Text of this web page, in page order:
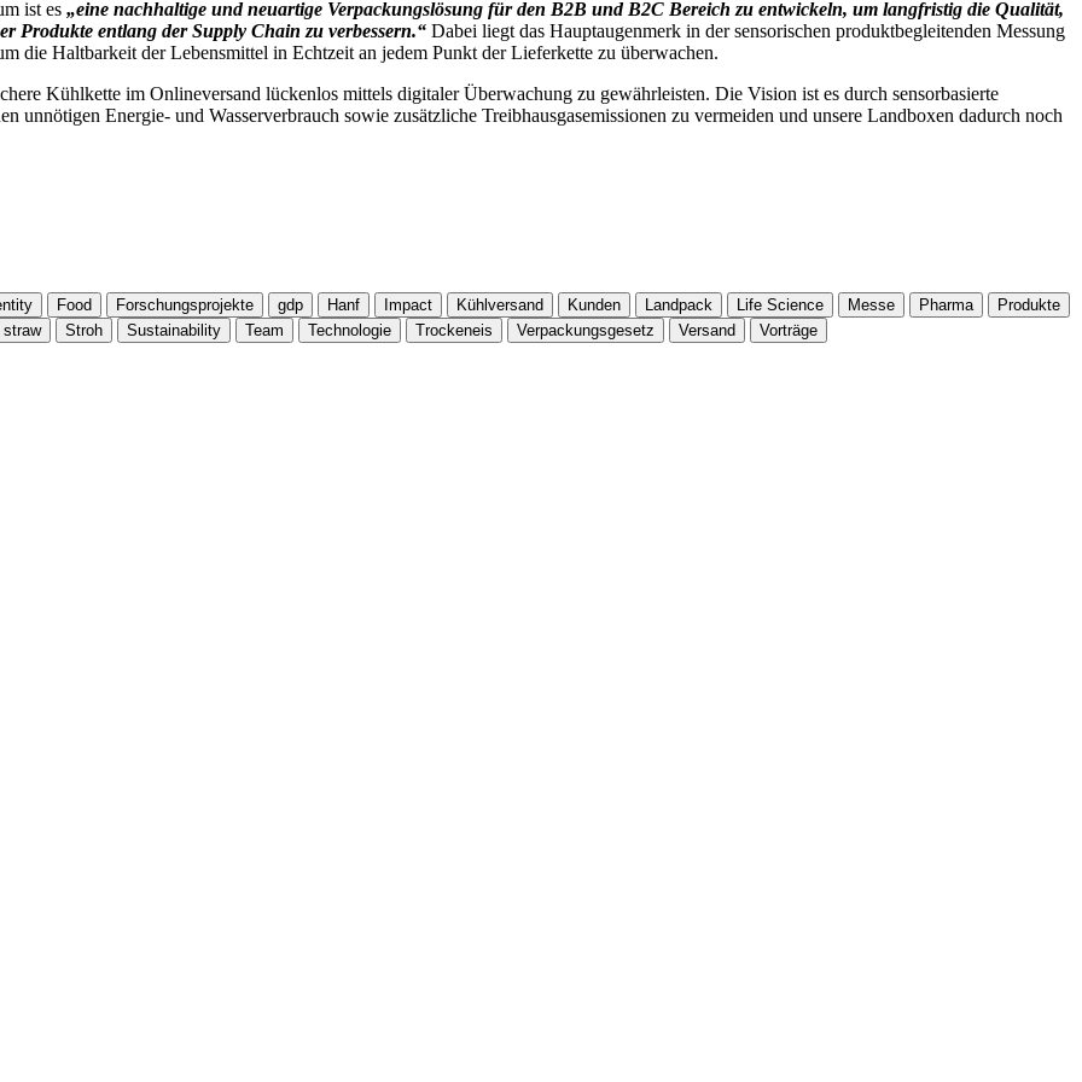
ist es „eine nachhaltige und neuartige Verpackungslösung für den B2B und B2C Bereich zu entwickeln, um langfristig die Qualität,
Produkte entlang der Supply Chain zu verbessern.“ Dabei liegt das Hauptaugenmerk in der sensorischen produktbegleitenden Messung
die Haltbarkeit der Lebensmittel in Echtzeit an jedem Punkt der Lieferkette zu überwachen.
Kühlkette im Onlineversand lückenlos mittels digitaler Überwachung zu gewährleisten. Die Vision ist es durch sensorbasierte
unnötigen Energie- und Wasserverbrauch sowie zusätzliche Treibhausgasemissionen zu vermeiden und unsere Landboxen dadurch noch
Food Forschungsprojekte gdp Hanf Impact Kühlversand Kunden Landpack Life Science Messe Pharma
Produkte
straw
Stroh Sustainability Team Technologie Trockeneis Verpackungsgesetz Versand Vorträge